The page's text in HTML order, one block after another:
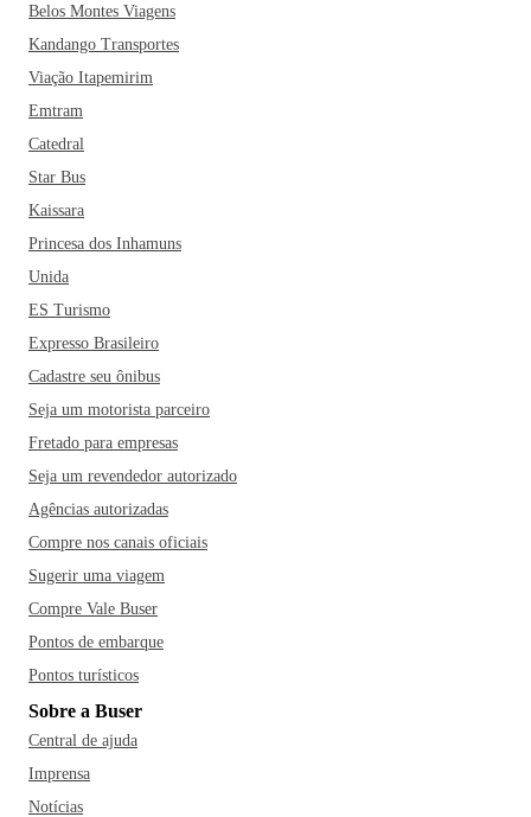
Belos Montes Viagens
Kandango Transportes
Viação Itapemirim
Emtram
Catedral
Star Bus
Kaissara
Princesa dos Inhamuns
Unida
ES Turismo
Expresso Brasileiro
Cadastre seu ônibus
Seja um motorista parceiro
Fretado para empresas
Seja um revendedor autorizado
Agências autorizadas
Compre nos canais oficiais
Sugerir uma viagem
Compre Vale Buser
Pontos de embarque
Pontos turísticos
Sobre a Buser
Central de ajuda
Imprensa
Notícias